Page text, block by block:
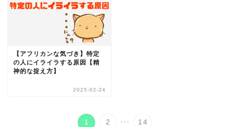
【アフリカンな気づき】特定
の人にイライラする原因【精
神的な捉え方】
2025-02-24
1 2 ... 14